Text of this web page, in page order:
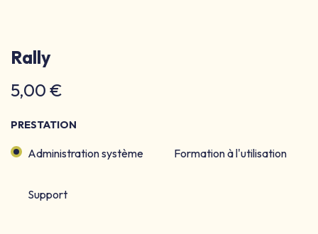
Rally
5,00€
PRESTATION
Administration système Formation à l'utilisation
Support